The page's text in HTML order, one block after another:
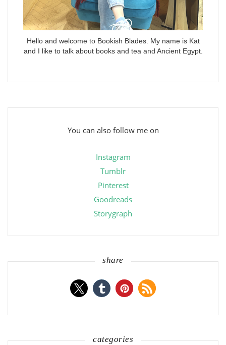
Hello and welcome to Bookish Blades. My name is Kat
and I like to talk about books and tea and Ancient Egypt.
You can also follow me on
Instagram
Tumblr
Pinterest
Goodreads
Storygraph
share
categories